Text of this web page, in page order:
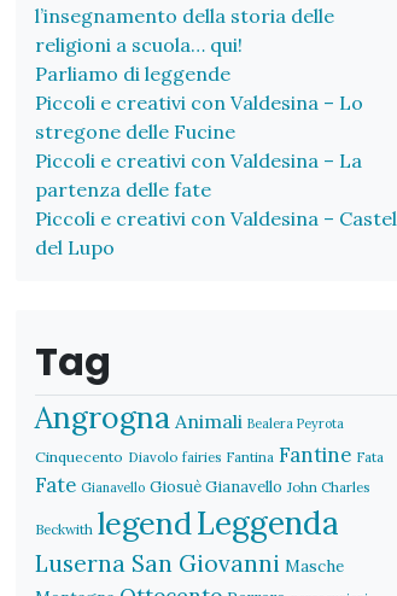
l’insegnamento della storia delle
religioni a scuola… qui!
Parliamo di leggende
Piccoli e creativi con Valdesina – Lo
stregone delle Fucine
Piccoli e creativi con Valdesina – La
partenza delle fate
Piccoli e creativi con Valdesina – Castel
del Lupo
Tag
Angrogna Animali Bealera Peyrota
Cinquecento Diavolo fairies Fantina Fantine Fata
Fate Gianavello Giosuè Gianavello John Charles
Beckwith legendLeggenda
Luserna San Giovanni Masche